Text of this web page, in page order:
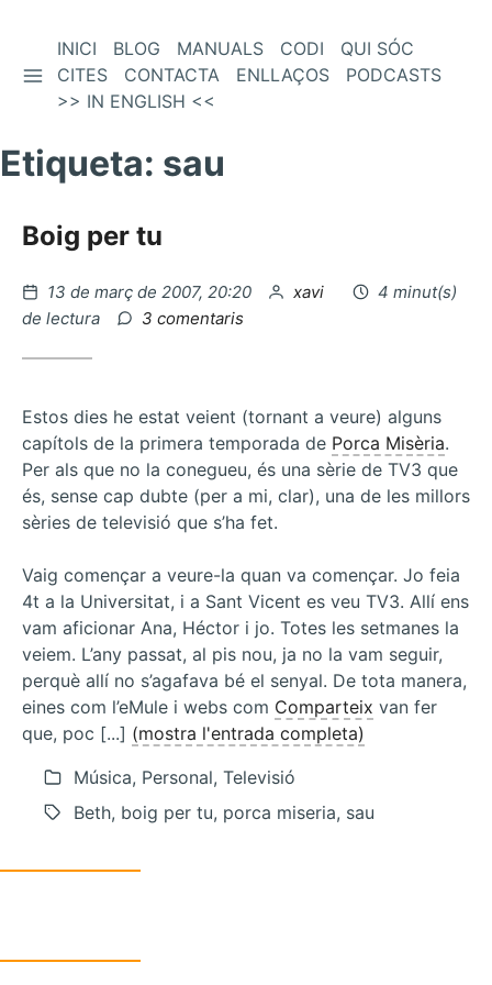
contingut
BARRA LATERAL
INICI BLOG MANUALS CODI
QUI SÓC
CITES
CONTACTA ENLLAÇOS
PODCASTS
>> IN ENGLISH <<
Etiqueta: sau
Boig per tu
Publicat
el
13 de març de 2007, 20:20 per
xavi
4 minut(s)
de lectura
3 comentaris
Estos dies he estat veient (tornant a veure) alguns
capítols de la primera temporada de Porca Misèria.
Per als que no la conegueu, és una sèrie de TV3 que
és, sense cap dubte (per a mi, clar), una de les millors
sèries de televisió que s’ha fet.
Vaig començar a veure-la quan va començar. Jo feia
4t a la Universitat, i a Sant Vicent es veu TV3. Allí ens
vam aficionar Ana, Héctor i jo. Totes les setmanes la
veiem. L’any passat, al pis nou, ja no la vam seguir,
perquè allí no s’agafava bé el senyal. De tota manera,
eines com l’eMule i webs com Comparteix van fer
que, poc [...] (mostra l'entrada completa)
Música, Personal, Televisió
Beth, boig per tu, porca miseria, sau